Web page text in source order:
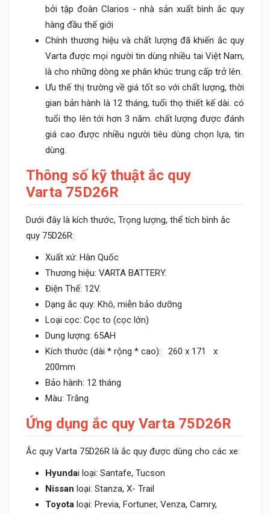
bởi tập đoàn Clarios - nhà sản xuất bình ắc quy
hàng đầu thế giới
Chính thương hiệu và chất lượng đã khiến ắc quy
Varta được mọi người tin dùng nhiều tai Việt Nam,
là cho những dòng xe phân khúc trung cấp trở lên.
Ưu thế thị trường về giá tốt so với chất lượng, thời
gian bản hành là 12 tháng, tuổi thọ thiết kế dài. có
tuổi thọ lên tới hơn 3 năm. chất lượng được đánh
giá cao được nhiều người tiêu dùng chọn lựa, tin
dùng.
Thông số kỹ thuật ắc quy
Varta 75D26R
Dưới đây là kích thước, Trọng lượng, thể tích bình ắc
quy 75D26R:
Xuất xứ: Hàn Quốc
Thương hiệu: VARTA BATTERY.
Điện Thế: 12V.
Dạng ắc quy: Khô, miễn bảo dưỡng
Loại cọc: Cọc to (cọc lớn)
Dung lượng: 65AH
Kích thước (dài * rộng * cao): 260 x 171 x
200mm
Bảo hành: 12 tháng
Màu: Trắng
Ứng dụng ắc quy Varta 75D26R
Ắc quy Varta 75D26R là ắc quy được dùng cho các xe:
Hyundai loại: Santafe, Tucson
Nissan loại: Stanza, X- Trail
Toyota loại: Previa, Fortuner, Venza, Camry,